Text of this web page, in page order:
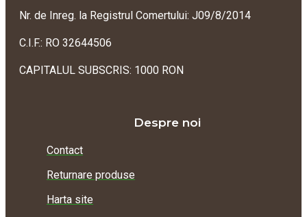
Nr. de Inreg. la Registrul Comertului: J09/8/2014
C.I.F.: RO 32644506
CAPITALUL SUBSCRIS: 1000 RON
Despre noi
Contact
Returnare produse
Harta site